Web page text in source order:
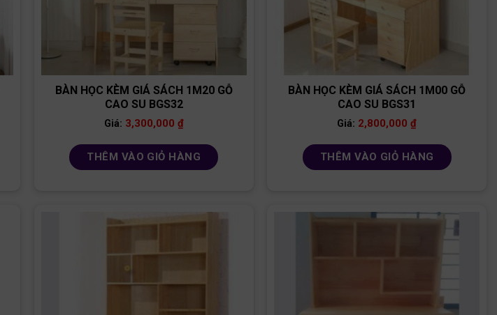
BÀN HỌC KÈM GIÁ SÁCH 1M20 GỖ
CAO SU BGS32
Giá: 3,300,000 ₫
THÊM VÀO GIỎ HÀNG
BÀN HỌC KÈM GIÁ SÁCH 1M00 GỖ
CAO SU BGS31
Giá: 2,800,000₫
THÊM VÀO GIỎ HÀNG